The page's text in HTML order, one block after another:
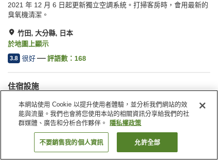
2021 年 12 月 6 日起更新獨立空調系統。打掃客房時，會用最新的
臭氧機清潔。
竹田, 大分縣, 日本
於地圖上顯示
3.8 很好 評語數： 168
住宿設施
停車場
餐廳
宴會廳
付費洗衣房
找客房
本網站使用 Cookie 以提升使用者體驗，並分析我們網站的效
能與流量。我們也會將您使用本站的相關資訊分享給我們的社
群媒體、廣告和分析合作夥伴。
隱私權政策
不要銷售我的個人資訊 允許全部